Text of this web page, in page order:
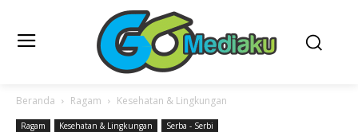
Beranda Ragam Kesehatan & Lingkungan
Ragam Kesehatan & Lingkungan Serba - Serbi